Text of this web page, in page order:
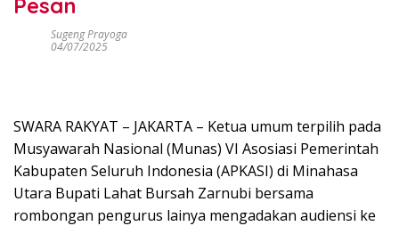
Sugeng Prayoga
04/07/2025
SWARA RAKYAT – JAKARTA – Ketua umum terpilih pada
Musyawarah Nasional (Munas) VI Asosiasi Pemerintah
Kabupaten Seluruh Indonesia (APKASI) di Minahasa
Utara Bupati Lahat Bursah Zarnubi bersama
rombongan pengurus lainya mengadakan audiensi ke